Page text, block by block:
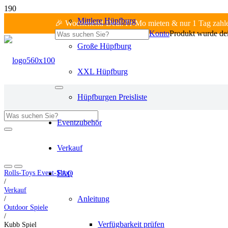
🎉 Wochenend-Deal: Fr-Mo mieten & nur 1 Tag
KontoProduktwurde
Mittlere Hüpfburg
Große Hüpfburg
XXL Hüpfburg
Hüpfburgen Preisliste
Eventzubehör
Verkauf
FAQ
Anleitung
Verfügbarkeit prüfen
Rolls-Toys Event-Shop
/
Verkauf
/
Outdoor Spiele
/
Kubb Spiel